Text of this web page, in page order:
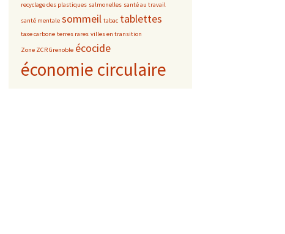
recyclage des plastiques salmonelles santé au travail
santé mentale sommeil tabac tablettes
taxe carbone terres rares villes en transition
Zone ZCR Grenoble écocide
économie circulaire